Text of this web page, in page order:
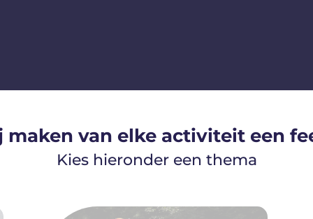
maken van elke activiteit een
Kies hieronder een thema